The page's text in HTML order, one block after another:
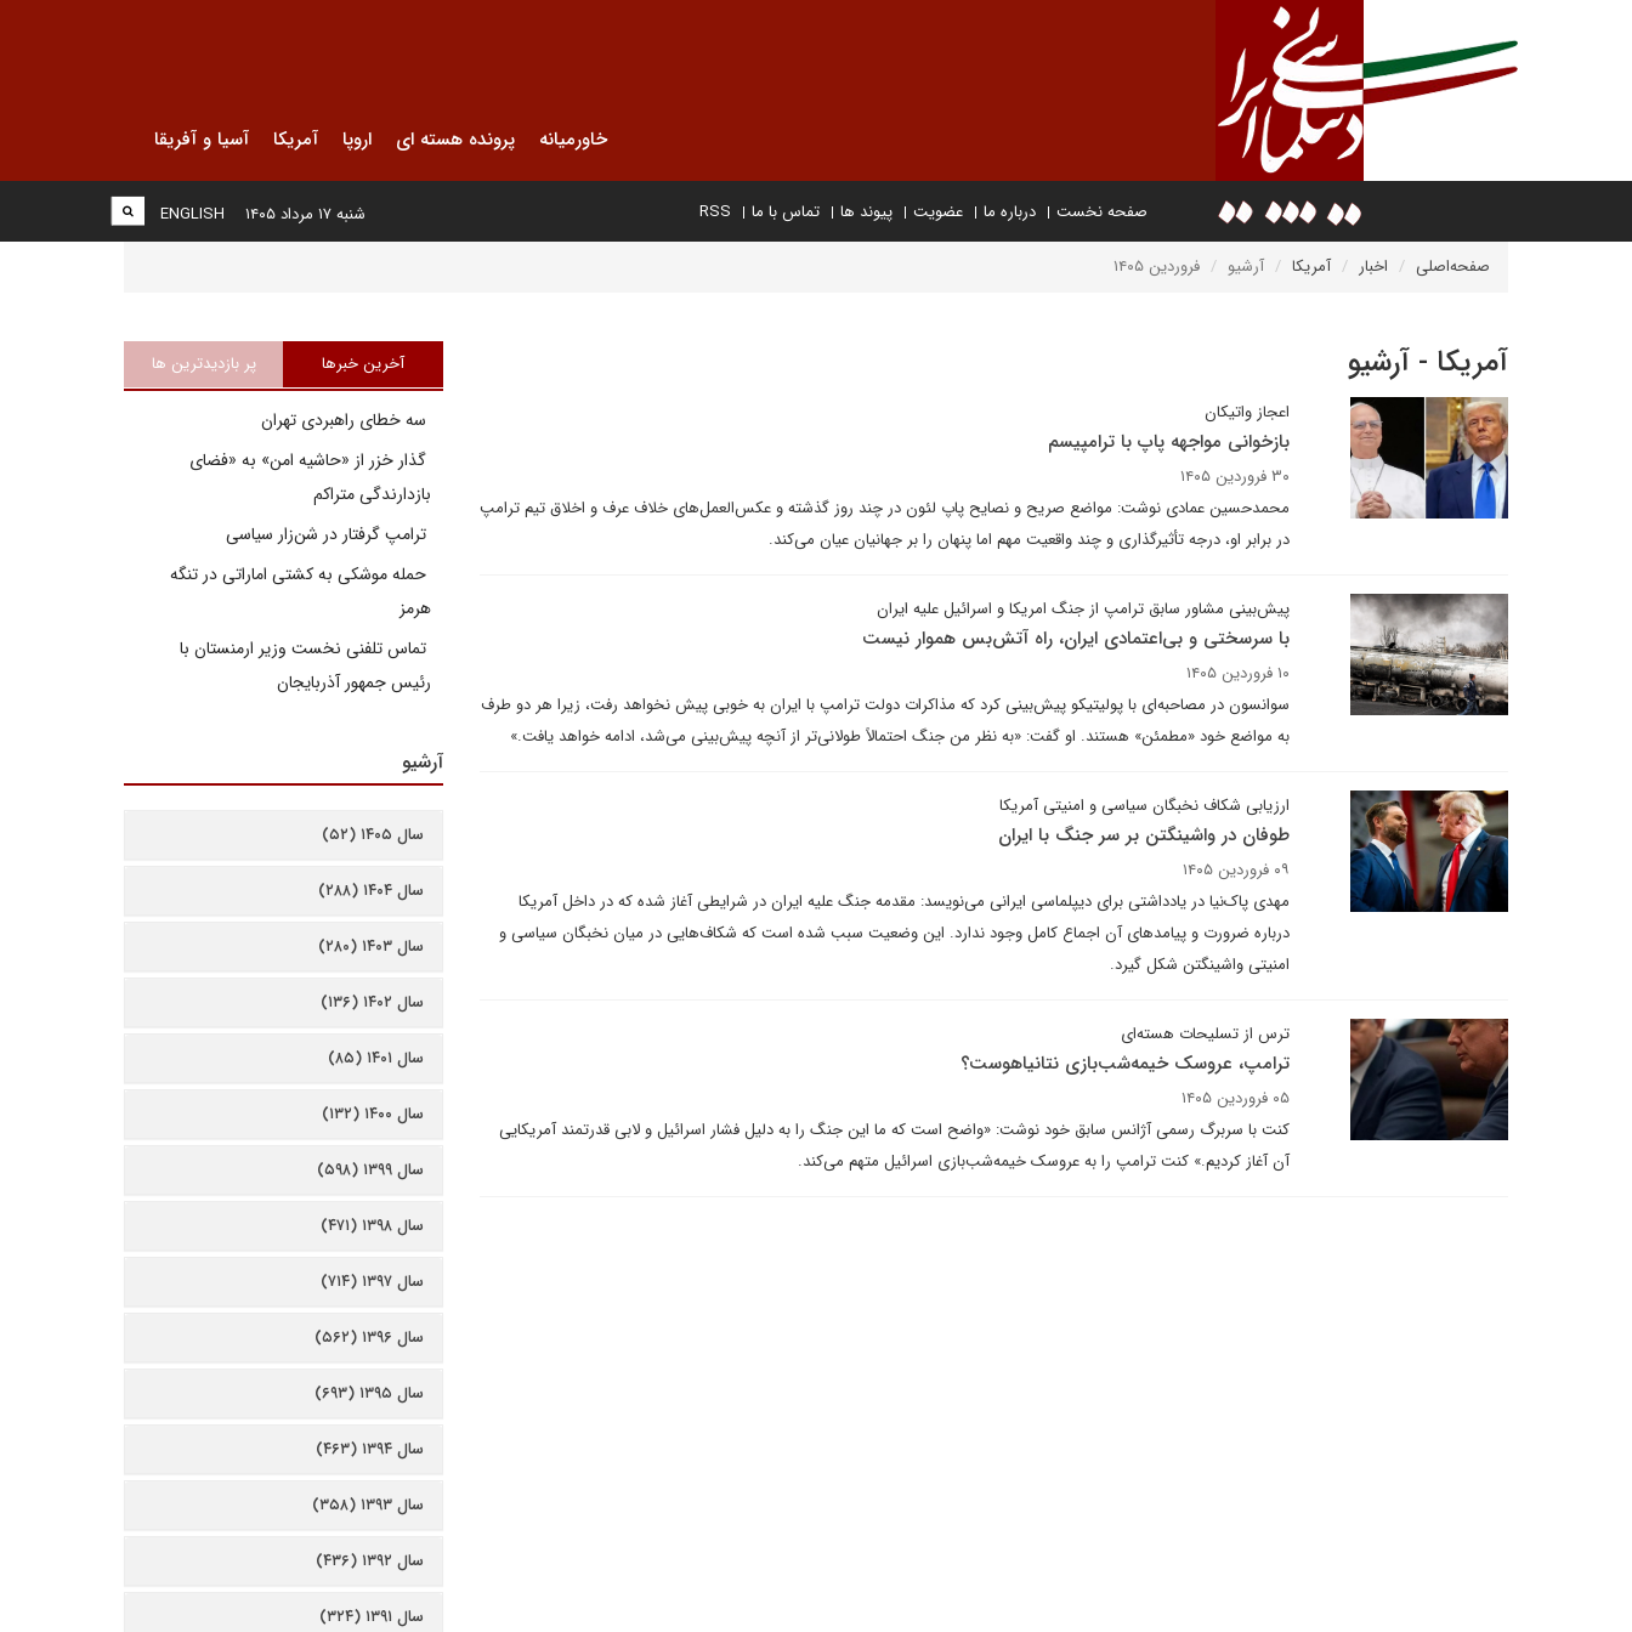
خاورمیانه پرونده هسته ای اروپا آمریکا آسیا و آفریقا
صفحه نخست درباره ما عضویت پیوند ها تماس با ما RSS
ENGLISH شنبه ۱۷ مرداد ۱۴۰۵
صفحه‌اصلی اخبار آمریکا آرشیو فروردین ۱۴۰۵
آمریکا - آرشیو
اعجاز واتیکان
بازخوانی مواجهه پاپ با ترامپیسم
۳۰ فروردین ۱۴۰۵
محمد‌حسین عمادی نوشت: مواضع صریح و نصایح پاپ لئون در چند روز گذشته و‌ عکس‌العمل‌های خلاف عرف و اخلاق تیم ترامپ
در برابر او، درجه تأثیرگذاری و چند واقعیت مهم اما پنهان را بر جهانیان عیان می‌کند.
پیش‌بینی مشاور سابق ترامپ از جنگ امریکا و اسرائیل علیه ایران
با سرسختی و بی‌اعتمادی ایران، راه آتش‌بس هموار نیست
۱۰ فروردین ۱۴۰۵
سوانسون در مصاحبه‌ای با پولیتیکو پیش‌بینی کرد که مذاکرات دولت ترامپ با ایران به خوبی پیش نخواهد رفت، زیرا هر دو طرف
به مواضع خود «مطمئن» هستند. او گفت: «به نظر من جنگ احتمالاً طولانی‌تر از آنچه پیش‌بینی می‌شد، ادامه خواهد یافت.»
ارزیابی شکاف نخبگان سیاسی و امنیتی آمریکا
طوفان در واشینگتن بر سر جنگ با ایران
۰۹ فروردین ۱۴۰۵
مهدی پاک‌نیا در یادداشتی برای دیپلماسی ایرانی می‌نویسد: مقدمه جنگ علیه ایران در شرایطی آغاز شده که در داخل آمریکا
درباره ضرورت و پیامدهای آن اجماع کامل وجود ندارد. این وضعیت سبب شده است که شکاف‌هایی در میان نخبگان سیاسی و
امنیتی واشینگتن شکل گیرد.
ترس از تسلیحات هسته‌ای
ترامپ، عروسک خیمه‌شب‌بازی نتانیاهوست؟
۰۵ فروردین ۱۴۰۵
کنت با سربرگ رسمی آژانس سابق خود نوشت: «واضح است که ما این جنگ را به دلیل فشار اسرائیل و لابی قدرتمند آمریکایی
آن آغاز کردیم.» کنت ترامپ را به عروسک خیمه‌شب‌بازی اسرائیل متهم می‌کند.
آخرین خبرها پر بازدیدترین ها
سه خطای راهبردی تهران
گذار خزر از «حاشیه امن» به «فضای
بازدارندگی متراکم
ترامپ گرفتار در شن‌زار سیاسی
حمله موشکی به کشتی اماراتی در تنگه
هرمز
تماس تلفنی نخست وزیر ارمنستان با
رئیس جمهور آذربایجان
آرشیو
سال ۱۴۰۵ (۵۲)
سال ۱۴۰۴ (۲۸۸)
سال ۱۴۰۳ (۲۸۰)
سال ۱۴۰۲ (۱۳۶)
سال ۱۴۰۱ (۸۵)
سال ۱۴۰۰ (۱۳۲)
سال ۱۳۹۹ (۵۹۸)
سال ۱۳۹۸ (۴۷۱)
سال ۱۳۹۷ (۷۱۴)
سال ۱۳۹۶ (۵۶۲)
سال ۱۳۹۵ (۶۹۳)
سال ۱۳۹۴ (۴۶۳)
سال ۱۳۹۳ (۳۵۸)
سال ۱۳۹۲ (۴۳۶)
سال ۱۳۹۱ (۳۲۴)